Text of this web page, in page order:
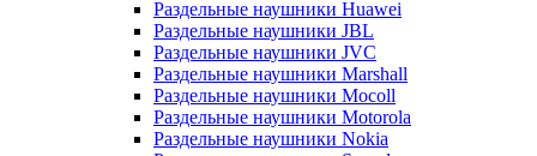
Раздельные наушники Huawei
Раздельные наушники JBL
Раздельные наушники JVC
Раздельные наушники Marshall
Раздельные наушники Mocoll
Раздельные наушники Motorola
Раздельные наушники Nokia